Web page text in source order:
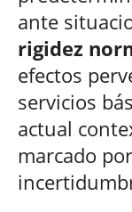
ante
rigidez
efectos
servicios
actual
marcado